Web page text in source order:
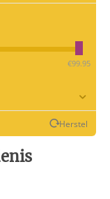
‎€99.95
Herstel